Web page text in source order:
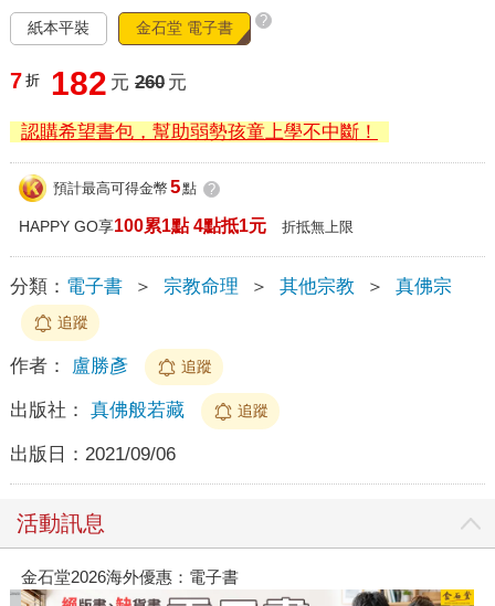
紙本平裝 金石堂 電子書 ?
7 折 182 元 260 元
認購希望書包，幫助弱勢孩童上學不中斷！
預計最高可得金幣 5點 ?
HAPPY GO享100累1點 4點抵1元 折抵無上限
分類： 電子書 ＞ 宗教命理 ＞ 其他宗教 ＞ 真佛宗
追蹤
作者： 盧勝彥 追蹤
出版社： 真佛般若藏 追蹤
出版日： 2021/09/06
活動訊息
金石堂2026海外優惠：電子書